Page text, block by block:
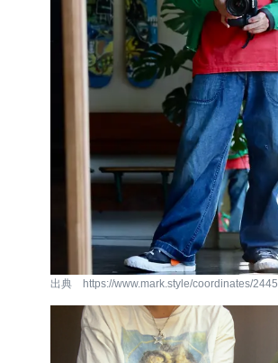
出典 https://www.mark.style/coordinates/2445